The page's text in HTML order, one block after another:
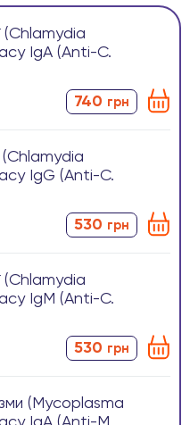
(Chlamydia
IgА (Anti-C.
740 грн
(Chlamydia
IgG (Anti-C.
530 грн
(Chlamydia
IgM (Anti-C.
530 грн
(Mycoplasma